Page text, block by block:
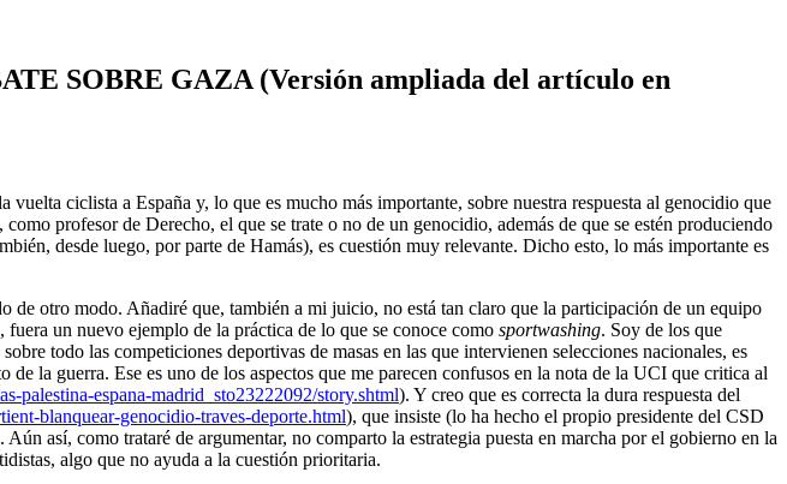
SOBRE GAZA (Versión ampliada del artículo en
ciclista a España y, lo que es mucho más importante, sobre nuestra respuesta al genocidio que
profesor de Derecho, el que se trate o no de un genocidio, además de que se estén produciendo
desde luego, por parte de Hamás), es cuestión muy relevante. Dicho esto, lo más importante es
de otro modo. Añadiré que, también a mi juicio, no está tan claro que la participación de un equipo
un nuevo ejemplo de la práctica de lo que se conoce como sportwashing. Soy de los que
todo las competiciones deportivas de masas en las que intervienen selecciones nacionales, es
la guerra. Ese es uno de los aspectos que me parecen confusos en la nota de la UCI que critica al
palestina-espana-madrid_sto23222092/story.shtml). Y creo que es correcta la dura respuesta del
blanquear-genocidio-traves-deporte.html), que insiste (lo ha hecho el propio presidente del CSD
así, como trataré de argumentar, no comparto la estrategia puesta en marcha por el gobierno en la
algo que no ayuda a la cuestión prioritaria.